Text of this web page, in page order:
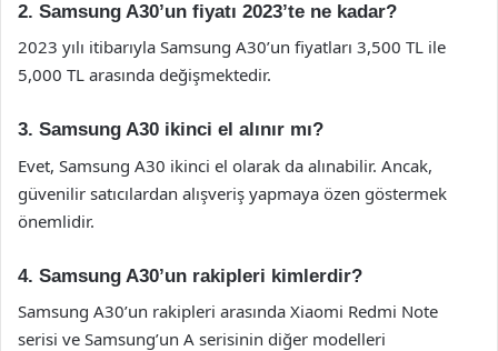
2. Samsung A30’un fiyatı 2023’te ne kadar?
2023 yılı itibarıyla Samsung A30’un fiyatları 3,500 TL ile
5,000 TL arasında değişmektedir.
3. Samsung A30 ikinci el alınır mı?
Evet, Samsung A30 ikinci el olarak da alınabilir. Ancak,
güvenilir satıcılardan alışveriş yapmaya özen göstermek
önemlidir.
4. Samsung A30’un rakipleri kimlerdir?
Samsung A30’un rakipleri arasında Xiaomi Redmi Note
serisi ve Samsung’un A serisinin diğer modelleri